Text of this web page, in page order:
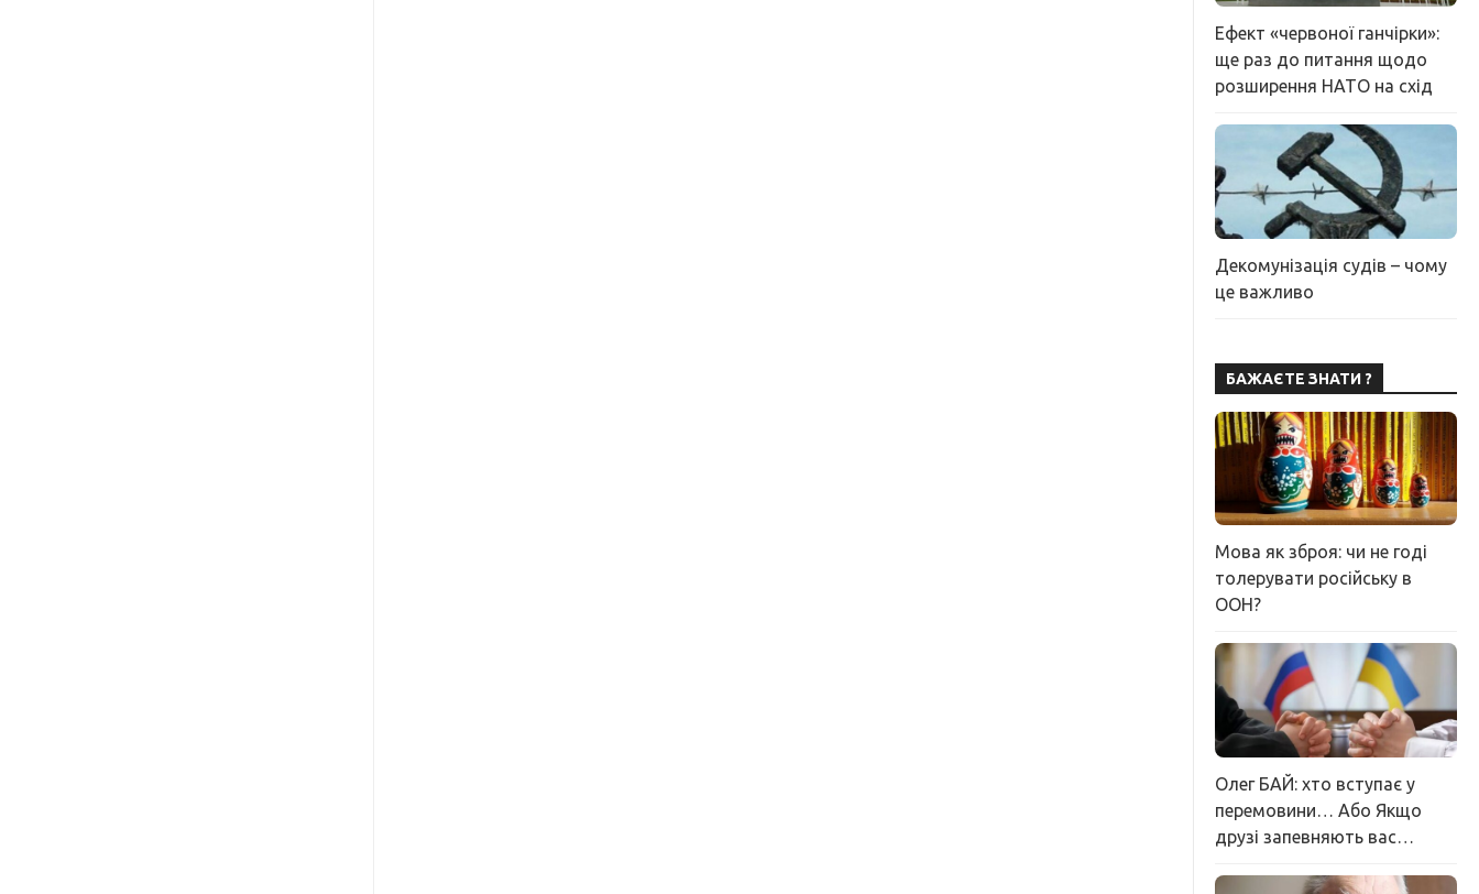
Ефект «червоної ганчірки»:
ще раз до питання щодо
розширення НАТО на схід
Декомунізація судів – чому
це важливо
БАЖАЄТЕ ЗНАТИ ?
Мова як зброя: чи не годі
толерувати російську в
ООН?
Олег БАЙ: хто вступає у
перемовини… Або Якщо
друзі запевняють вас…